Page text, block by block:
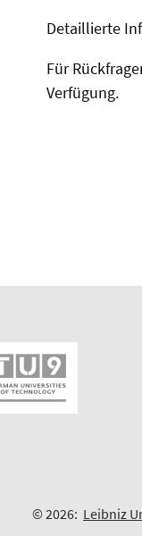
Detaillierte
Für
Verfügung.
© 2026: Leibniz